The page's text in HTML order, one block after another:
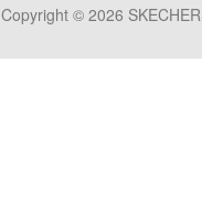
Copyright © 2026